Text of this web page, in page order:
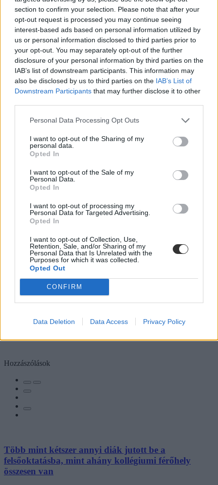
section to confirm your selection. Please note that after your
opt-out request is processed you may continue seeing
interest-based ads based on personal information utilized by
us or personal information disclosed to third parties prior to
your opt-out. You may separately opt-out of the further
disclosure of your personal information by third parties on the
IAB’s list of downstream participants. This information may
also be disclosed by us to third parties on the IAB’s List of
Downstream Participants that may further disclose it to other
Personal Data Processing Opt Outs
I want to opt-out of the Sharing of my
personal data.
Opted In
I want to opt-out of the Sale of my
Personal Data.
Opted In
I want to opt-out of processing my
Personal Data for Targeted Advertising.
Opted In
I want to opt-out of Collection, Use,
Retention, Sale, and/or Sharing of my
Personal Data that Is Unrelated with the
Purposes for which it was collected.
Opted Out
CONFIRM
Data Deletion Data Access Privacy Policy
Hozzászólások
Több mint kétszer annyi diák jutott be a
felsőoktatásba, mint ahány kollégiumi férőhely
összesen van